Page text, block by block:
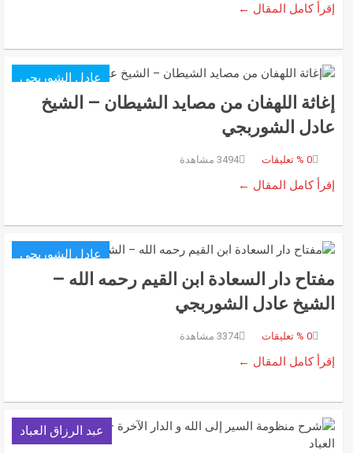
إقرأ كامل المقال ←
عادل الشوربجي
إغاثة اللهفان من مصايد الشيطان – الشيخ
عادل الشوربجي
0 % تعليقات 3494 مشاهدة
إقرأ كامل المقال ←
عادل الشوربجي
مفتاح دار السعادة ابن القيم رحمه الله –
الشيخ عادل الشوربجي
0 % تعليقات 3374 مشاهدة
إقرأ كامل المقال ←
عبد الرزاق العباد